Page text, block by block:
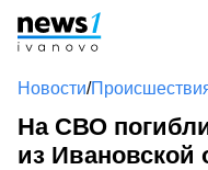
Новости/
На СВО
из Ивановской